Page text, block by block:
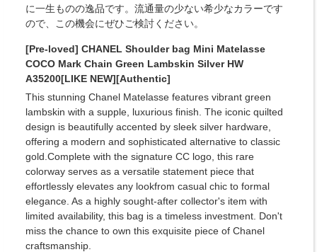
に一生ものの逸品です。流通量の少ない希少なカラーです
ので、この機会にぜひご検討ください。
[Pre-loved] CHANEL Shoulder bag Mini Matelasse
COCO Mark Chain Green Lambskin Silver HW
A35200[LIKE NEW][Authentic]
This stunning Chanel Matelasse features vibrant green
lambskin with a supple, luxurious finish. The iconic quilted
design is beautifully accented by sleek silver hardware,
offering a modern and sophisticated alternative to classic
gold.Complete with the signature CC logo, this rare
colorway serves as a versatile statement piece that
effortlessly elevates any lookfrom casual chic to formal
elegance. As a highly sought-after collector's item with
limited availability, this bag is a timeless investment. Don't
miss the chance to own this exquisite piece of Chanel
craftsmanship.